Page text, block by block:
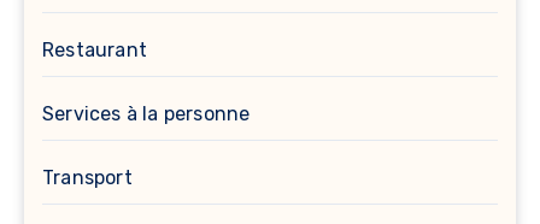
Restaurant
Services à la personne
Transport